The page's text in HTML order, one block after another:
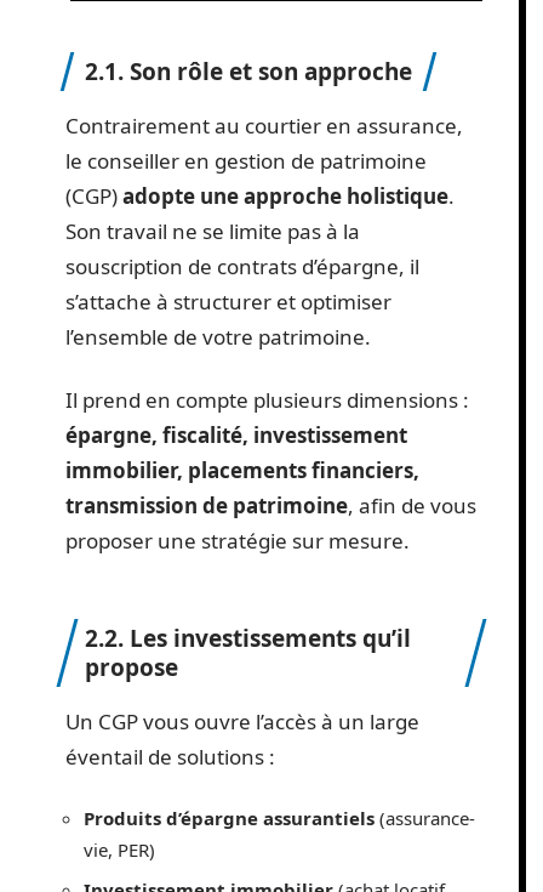
2.1. Son rôle et son approche
Contrairement au courtier en assurance,
le conseiller en gestion de patrimoine
(CGP)adopte une approche holistique.
Son travail ne se limite pas à la
souscription de contrats d’épargne, il
s’attache à structurer et optimiser
l’ensemble de votre patrimoine.
Il prend en compte plusieurs dimensions :
épargne, fiscalité, investissement
immobilier, placements financiers,
transmission de patrimoine, afin de vous
proposer une stratégie sur mesure.
2.2. Les investissements qu’il
propose
Un CGP vous ouvre l’accès à un large
éventail de solutions :
Produits d’épargne assurantiels (assurance-
vie, PER)